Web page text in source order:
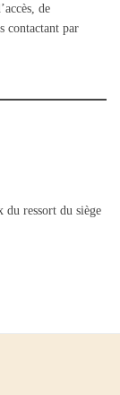
de
contactant par
du ressort du siège